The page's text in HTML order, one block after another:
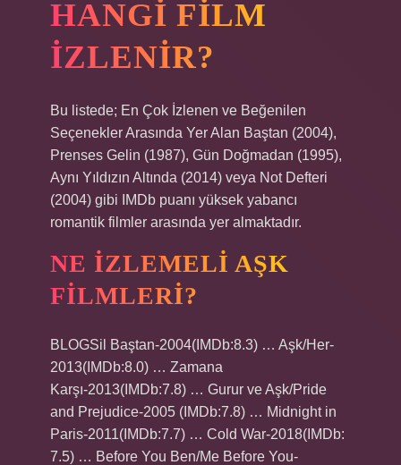
HANGI FILM
IZLENIR?
Bu listede; En Çok İzlenen ve Beğenilen
Seçenekler Arasında Yer Alan Baştan (2004),
Prenses Gelin (1987), Gün Doğmadan (1995),
Aynı Yıldızın Altında (2014) veya Not Defteri
(2004) gibi IMDb puanı yüksek yabancı
romantik filmler arasında yer almaktadır.
NE IZLEMELI AŞK
FILMLERI?
BLOGSil Baştan-2004(IMDb:8.3) … Aşk/Her-
2013(IMDb:8.0) … Zamana
Karşı-2013(IMDb:7.8) … Gurur ve Aşk/Pride
and Prejudice-2005 (IMDb:7.8) … Midnight in
Paris-2011(IMDb:7.7) … Cold War-2018(IMDb:
7.5) … Before You Ben/Me Before You-